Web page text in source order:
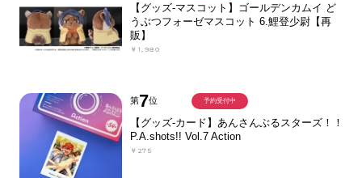
【グッズ-マスコット】ゴールデンカムイ ど
うぶつフォーゼマスコット 6.鯉登少尉【再
販】
￥1,980
第7位
【グッズ-カード】あんさんぶるスターズ！！
P.A.shots!! Vol.7 Action
￥275
予約受付中